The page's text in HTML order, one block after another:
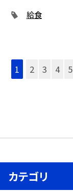
給食
1 2 3 4 5
カテゴリ